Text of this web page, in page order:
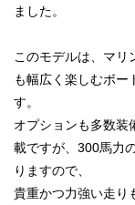
ました。
このモデルは、マリ
も幅広く楽しむボー
す。
オプションも多数装
載ですが、300馬力
りますので、
貴重かつ力強い走り